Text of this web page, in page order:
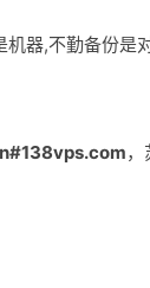
器,不勤备份是
，